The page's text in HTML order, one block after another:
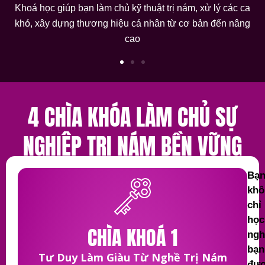
Khoá học giúp bạn làm chủ kỹ thuật trị nám, xử lý các ca
khó, xây dựng thương hiệu cá nhân từ cơ bản đến nâng
cao
4 CHÌA KHÓA LÀM CHỦ SỰ
NGHIỆP TRỊ NÁM BỀN VỮNG
CHÌA KHOÁ 1
Tư Duy Làm Giàu Từ Nghề Trị Nám
Bạn
chỉ
học
bạn